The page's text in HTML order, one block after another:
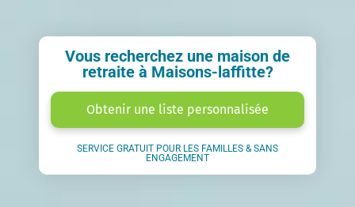
Vous recherchez une maison de
retraite à Maisons-laffitte?
Obtenir une liste personnalisée
SERVICE GRATUIT POUR LES FAMILLES & SANS
ENGAGEMENT